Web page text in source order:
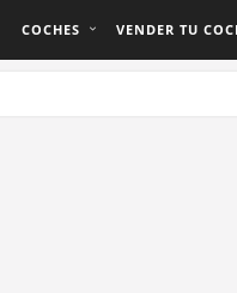
COCHES VENDER TU